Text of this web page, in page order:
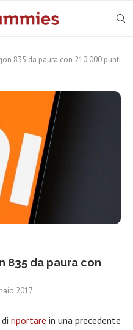
835 da paura con 210.000 punti
835 da paura con
2017
riportare in una precedente